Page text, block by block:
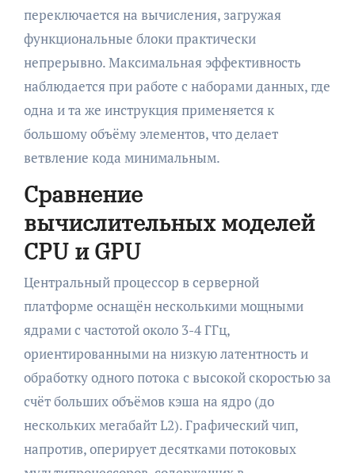
переключается на вычисления, загружая
функциональные блоки практически
непрерывно. Максимальная эффективность
наблюдается при работе с наборами данных, где
одна и та же инструкция применяется к
большому объёму элементов, что делает
ветвление кода минимальным.
Сравнение
вычислительных моделей
CPU и GPU
Центральный процессор в серверной
платформе оснащён несколькими мощными
ядрами с частотой около 3-4 ГГц,
ориентированными на низкую латентность и
обработку одного потока с высокой скоростью за
счёт больших объёмов кэша на ядро (до
нескольких мегабайт L2). Графический чип,
напротив, оперирует десятками потоковых